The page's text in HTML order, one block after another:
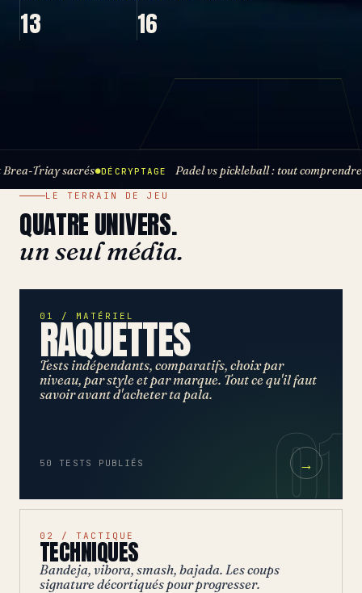
13 16
sacrés●DÉCRYPTAGE Padel vs pickleball : tout comprendre●
LE TERRAIN DE JEU
QUATRE UNIVERS.
un seul média.
01
01 / MATÉRIEL
RAQUETTES
Tests indépendants, comparatifs, choix par
niveau, par style et par marque. Tout ce qu'il faut
savoir avant d'acheter ta pala.
50 TESTS PUBLIÉS →
02 / TACTIQUE
TECHNIQUES
Bandeja, vibora, smash, bajada. Les coups
signature décortiqués pour progresser.